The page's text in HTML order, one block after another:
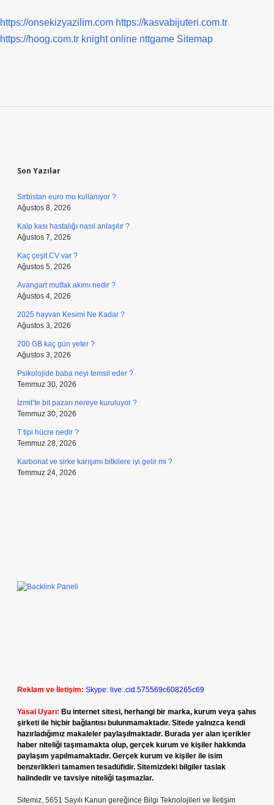
https://onsekizyazilim.com https://kasvabijuteri.com.tr
https://hoog.com.tr knight online nttgame Sitemap
Son Yazılar
Sırbistan euro mu kullanıyor ?
Ağustos 8, 2026
Kalp kası hastalığı nasıl anlaşılır ?
Ağustos 7, 2026
Kaç çeşit CV var ?
Ağustos 5, 2026
Avangart mutfak akımı nedir ?
Ağustos 4, 2026
2025 hayvan Kesimi Ne Kadar ?
Ağustos 3, 2026
200 GB kaç gün yeter ?
Ağustos 3, 2026
Psikolojide baba neyi temsil eder ?
Temmuz 30, 2026
İzmit’te bit pazarı nereye kuruluyor ?
Temmuz 30, 2026
T tipi hücre nedir ?
Temmuz 28, 2026
Karbonat ve sirke karışımı bitkilere iyi gelir mi ?
Temmuz 24, 2026
Reklam ve İletişim: Skype: live:.cid.575569c608265c69
Yasal Uyarı: Bu internet sitesi, herhangi bir marka, kurum veya şahıs
şirketi ile hiçbir bağlantısı bulunmamaktadır. Sitede yalnızca kendi
hazırladığımız makaleler paylaşılmaktadır. Burada yer alan içerikler
haber niteliği taşımamakta olup, gerçek kurum ve kişiler hakkında
paylaşım yapılmamaktadır. Gerçek kurum ve kişiler ile isim
benzerlikleri tamamen tesadüfidir. Sitemizdeki bilgiler taslak
halindedir ve tavsiye niteliği taşımazlar.
Sitemiz, 5651 Sayılı Kanun gereğince Bilgi Teknolojileri ve İletişim